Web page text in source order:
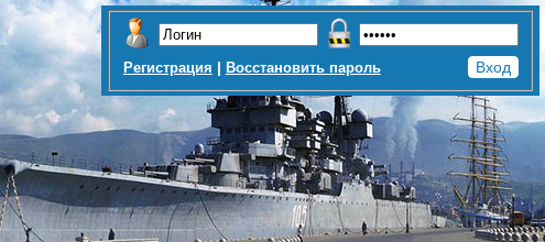
Регистрация | Восстановить пароль